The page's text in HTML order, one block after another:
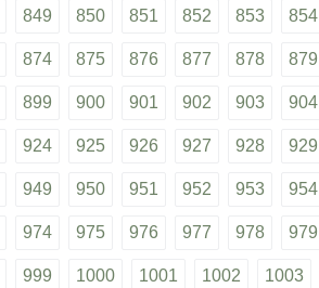
849 850 851 852 853 854
874 875 876 877 878 879
899 900 901 902 903 904
924 925 926 927 928 929
949 950 951 952 953 954
974 975 976 977 978 979
999 1000 1001 1002 1003